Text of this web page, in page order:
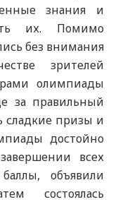
знания и
их. Помимо
без внимания
зрителей
олимпиады
за правильный
сладкие призы и
достойно
всех
объявили
состоялась